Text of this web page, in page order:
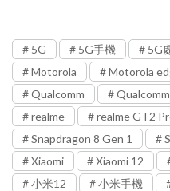
5G 5G手機 5G
Motorola
Motorola
Qualcomm
realme
realme GT2
Snapdragon 8 Gen 1
Xiaomi
Xiaomi 12
小米12
小米手機